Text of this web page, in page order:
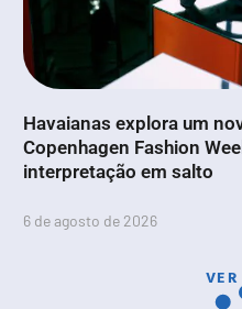
Havaianas explora um
Copenhagen Fashion
interpretação em salto
6 de agosto de 2026